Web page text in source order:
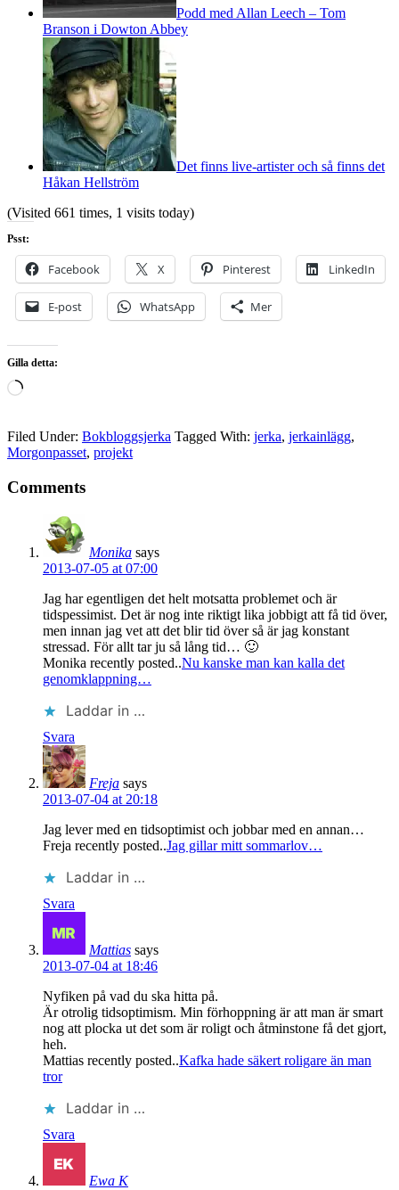
Podd med Allan Leech – Tom
Branson i Dowton Abbey
Det finns live-artister och så finns det
Håkan Hellström
(Visited 661 times, 1 visits today)
Psst:
Facebook X Pinterest LinkedIn
E-post WhatsApp Mer
Gilla detta:
Laddar
Filed Under: Bokbloggsjerka Tagged With: jerka, jerkainlägg,
Morgonpasset, projekt
Comments
Monika says
2013-07-05 at 07:00
Jag har egentligen det helt motsatta problemet och är
tidspessimist. Det är nog inte riktigt lika jobbigt att få tid över,
men innan jag vet att det blir tid över så är jag konstant
stressad. För allt tar ju så lång tid… 🙂
Monika recently posted..Nu kanske man kan kalla det
genomklappning…
Laddar in …
Svara
Freja says
2013-07-04 at 20:18
Jag lever med en tidsoptimist och jobbar med en annan…
Freja recently posted..Jag gillar mitt sommarlov…
Laddar in …
Svara
Mattias says
2013-07-04 at 18:46
Nyfiken på vad du ska hitta på.
Är otrolig tidsoptimism. Min förhoppning är att man är smart
nog att plocka ut det som är roligt och åtminstone få det gjort,
heh.
Mattias recently posted..Kafka hade säkert roligare än man
tror
Laddar in …
Svara
Ewa K